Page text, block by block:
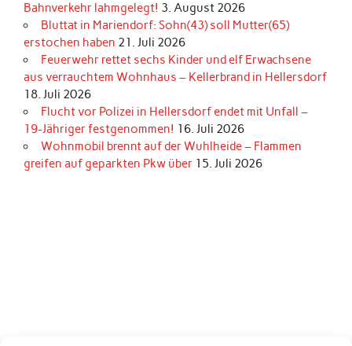
Bahnverkehr lahmgelegt! 3. August 2026
Bluttat in Mariendorf: Sohn(43) soll Mutter(65)
erstochen haben 21. Juli 2026
Feuerwehr rettet sechs Kinder und elf Erwachsene
aus verrauchtem Wohnhaus – Kellerbrand in Hellersdorf
18. Juli 2026
Flucht vor Polizei in Hellersdorf endet mit Unfall –
19-Jähriger festgenommen! 16. Juli 2026
Wohnmobil brennt auf der Wuhlheide – Flammen
greifen auf geparkten Pkw über 15. Juli 2026